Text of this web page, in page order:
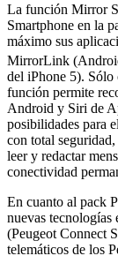
La función Mirror
Smartphone en la
máximo sus
MirrorLink
del iPhone 5). Sólo
función permite
Android y Siri de
posibilidades para
con total
leer y redactar
conectividad
En cuanto al pack
nuevas tecnologías
(Peugeot Connect
telemáticos de los